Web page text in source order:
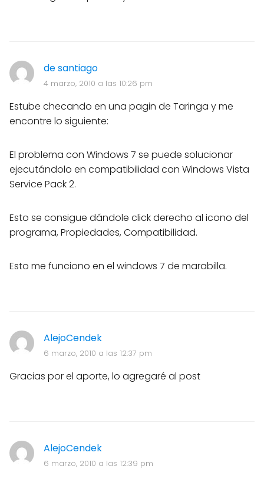
de santiago
4 marzo, 2010 a las 10:26 pm
Estube checando en una pagin de Taringa y me
encontre lo siguiente:
El problema con Windows 7 se puede solucionar
ejecutándolo en compatibilidad con Windows Vista
Service Pack 2.
Esto se consigue dándole click derecho al icono del
programa, Propiedades, Compatibilidad.
Esto me funciono en el windows 7 de marabilla.
AlejoCendek
6 marzo, 2010 a las 12:37 pm
Gracias por el aporte, lo agregaré al post
AlejoCendek
6 marzo, 2010 a las 12:39 pm